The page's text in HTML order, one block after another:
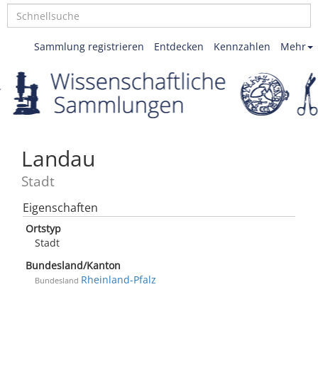
Mehr
Kennzahlen
Entdecken
Sammlung registrieren
Landau
Stadt
Eigenschaften
Ortstyp
Stadt
Bundesland/Kanton
Bundesland Rheinland-Pfalz